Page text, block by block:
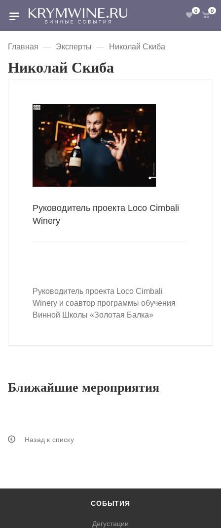
0 0
Главная — Эксперты — Николай Скиба
Николай Скиба
Руководитель проекта Loco Cimbali
Winery
Руководитель проекта Loco Cimbali
Winery и соавтор программы обучения
Винной Школы «Золотая Балка»
Ближайшие мероприятия
Назад к списку
СОБЫТИЯ
Дегустации